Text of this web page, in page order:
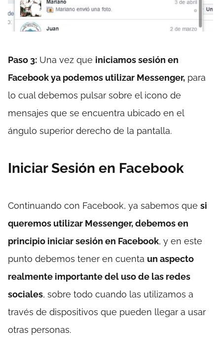
Paso 3: Una vez que iniciamos sesión en
Facebook ya podemos utilizar Messenger, para
lo cual debemos pulsar sobre el icono de
mensajes que se encuentra ubicado en el
ángulo superior derecho de la pantalla.
Iniciar Sesión en Facebook
Continuando con Facebook, ya sabemos que si
queremos utilizar Messenger, debemos en
principio iniciar sesión en Facebook, y en este
punto debemos tener en cuenta un aspecto
realmente importante del uso de las redes
sociales, sobre todo cuando las utilizamos a
través de dispositivos que pueden llegar a usar
otras personas.